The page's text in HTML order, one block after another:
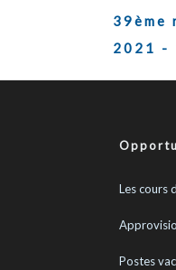
39ème
2021 -
Les cours
Postes